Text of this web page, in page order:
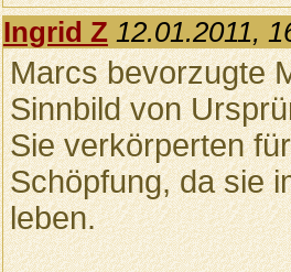
Ingrid Z 12.01.2011,
Marcs bevorzugte
Sinnbild von
Sie verkörperten
Schöpfung, da sie
leben.